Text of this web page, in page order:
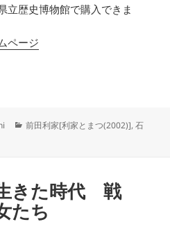
立歴史博物館で購入できま
ページ
像画にみる加賀藩の人々
カ
前田利家[利家とまつ(2002)],石
きた時代 戦
たち